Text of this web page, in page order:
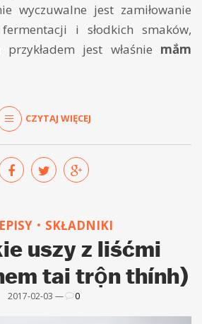
wyczuwalne jest zamiłowanie
i słodkich smaków,
jest właśnie mắm
CZYTAJ WIĘCEJ
SKŁADNIKI
uszy z liśćmi
tai trộn thính)
2017-02-03 — 0